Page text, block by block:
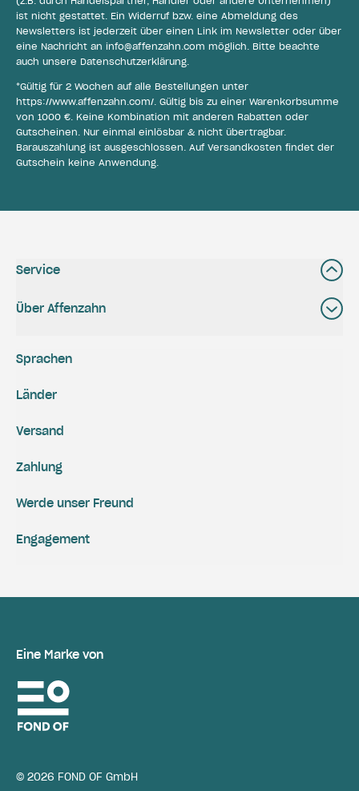
ist nicht gestattet. Ein Widerruf bzw. eine Abmeldung des
Newsletters ist jederzeit über einen Link im Newsletter oder über
eine Nachricht an info@affenzahn.com möglich. Bitte beachte
auch unsere Datenschutzerklärung.
*Gültig für 2 Wochen auf alle Bestellungen unter
https://www.affenzahn.com/. Gültig bis zu einer Warenkorbsumme
von 1000 €. Keine Kombination mit anderen Rabatten oder
Gutscheinen. Nur einmal einlösbar & nicht übertragbar.
Barauszahlung ist ausgeschlossen. Auf Versandkosten findet der
Gutschein keine Anwendung.
Service
Über Affenzahn
Versand
Zahlung
Engagement
Werde unser Freund
Sprachen
Länder
Eine Marke von
© 2026 FOND OF GmbH